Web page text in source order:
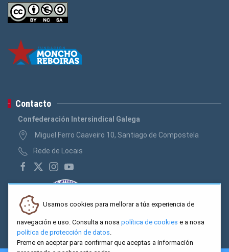
Contacto
Confederación Intersindical Galega
Miguel Ferro Caaveiro 10, Santiago de Compostela
Rede de Locais
Usamos cookies para mellorar a túa experiencia de
navegación e uso. Consulta a nosa política de cookies e a nosa
política de protección de datos.
Preme en aceptar para confirmar que aceptas a información